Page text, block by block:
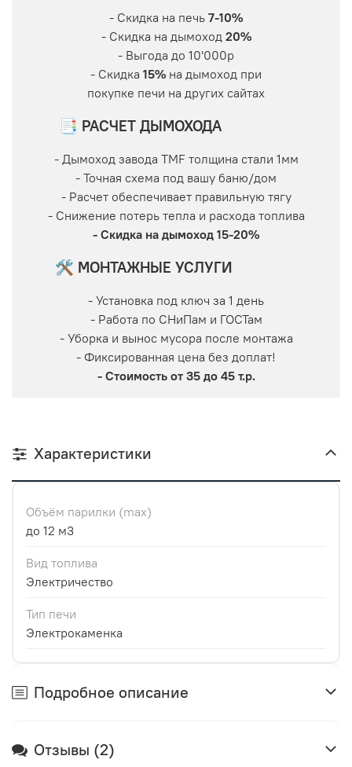
- Скидка на печь 7-10%
- Скидка на дымоход 20%
- Выгода до 10'000р
- Скидка 15% на дымоход при
покупке печи на других сайтах
📑 РАСЧЕТ ДЫМОХОДА
- Дымоход завода TMF толщина стали 1мм
- Точная схема под вашу баню/дом
- Расчет обеспечивает правильную тягу
- Снижение потерь тепла и расхода топлива
- Скидка на дымоход 15-20%
🛠 МОНТАЖНЫЕ УСЛУГИ
- Установка под ключ за 1 день
- Работа по СНиПам и ГОСТам
- Уборка и вынос мусора после монтажа
- Фиксированная цена без доплат!
- Стоимость от 35 до 45 т.р.
Характеристики
Объём парилки (max)
до 12 м3
Вид топлива
Электричество
Тип печи
Электрокаменка
Подробное описание
Отзывы (2)